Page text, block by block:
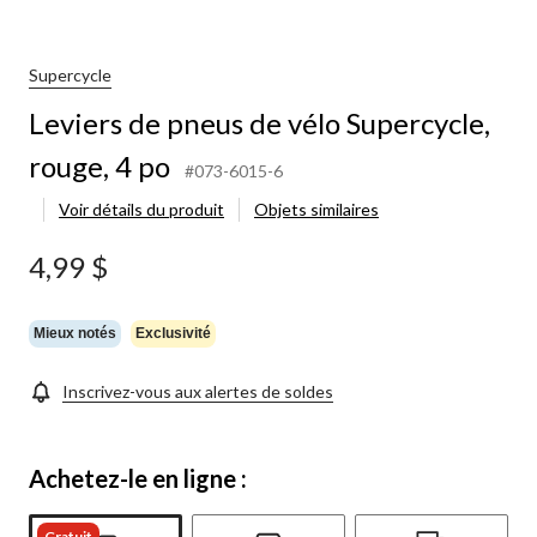
Supercycle
Leviers de pneus de vélo Supercycle,
rouge, 4 po
#073-6015-6
Voir détails du produit
Objets similaires
4,99 $
Mieux notés Exclusivité
Inscrivez-vous aux alertes de soldes
Achetez-le en ligne :